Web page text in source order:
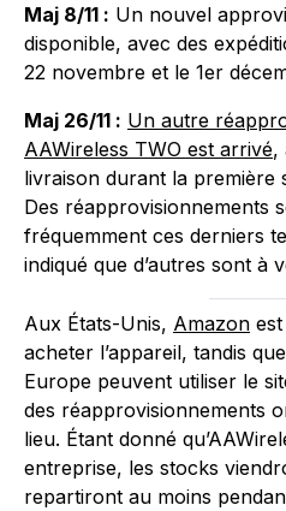
Maj 8/11 : Un nouvel
disponible, avec des
22 novembre et le 1er
Maj 26/11 : Un autre
AAWireless TWO est arrivé,
livraison durant la première
Des réapprovisionnements
fréquemment ces derniers
indiqué que d’autres sont à
Aux États-Unis, Amazon
acheter l’appareil, tandis
Europe peuvent utiliser le
des réapprovisionnements
lieu. Étant donné
entreprise, les stocks
repartiront au moins